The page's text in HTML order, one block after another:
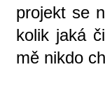
projekt se
kolik jaká
mě nikdo